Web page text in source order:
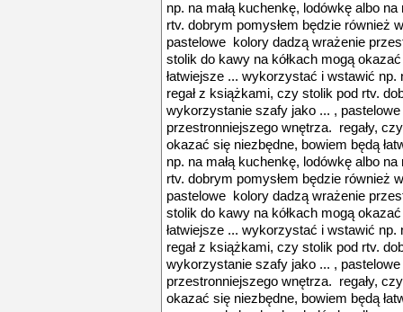
np. na małą kuchenkę, lodówkę albo
rtv. dobrym pomysłem będzie również
pastelowe kolory dadzą wrażenie
stolik do kawy na kółkach mogą
łatwiejsze ... wykorzystać i wstawić np.
regał z książkami, czy stolik pod rtv.
wykorzystanie szafy jako ... ,
przestronniejszego wnętrza. regały,
okazać się niezbędne, bowiem będą
np. na małą kuchenkę, lodówkę albo
rtv. dobrym pomysłem będzie również
pastelowe kolory dadzą wrażenie
stolik do kawy na kółkach mogą
łatwiejsze ... wykorzystać i wstawić np.
regał z książkami, czy stolik pod rtv.
wykorzystanie szafy jako ... ,
przestronniejszego wnętrza. regały,
okazać się niezbędne, bowiem będą